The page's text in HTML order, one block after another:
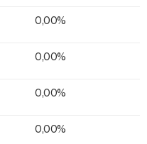
0,00%
0,00%
0,00%
0,00%